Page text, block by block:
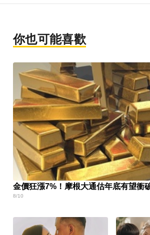
你也可能喜歡
金價狂漲7%！摩根大通估年底有望衝
8/10